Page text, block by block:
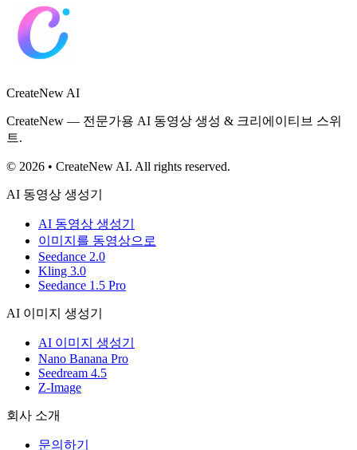
CreateNew AI
CreateNew — 전문가용 AI 동영상 생성 & 크리에이티브 스위
트.
© 2026 • CreateNew AI. All rights reserved.
AI 동영상 생성기
AI 동영상 생성기
이미지를 동영상으로
Seedance 2.0
Kling 3.0
Seedance 1.5 Pro
AI 이미지 생성기
AI 이미지 생성기
Nano Banana Pro
Seedream 4.5
Z-Image
회사 소개
문의하기